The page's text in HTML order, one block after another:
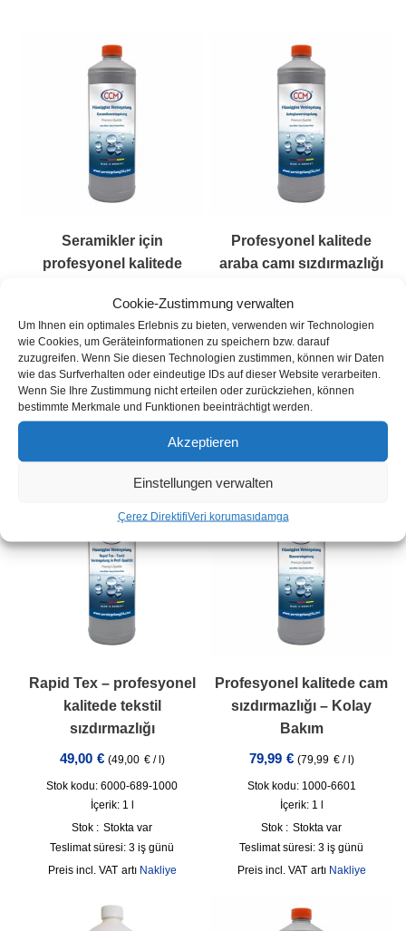
Cookie-Zustimmung verwalten
Um Ihnen ein optimales Erlebnis zu bieten, verwenden wir Technologien
wie Cookies, um Geräteinformationen zu speichern bzw. darauf
zuzugreifen. Wenn Sie diesen Technologien zustimmen, können wir Daten
wie das Surfverhalten oder eindeutige IDs auf dieser Website verarbeiten.
Wenn Sie Ihre Zustimmung nicht erteilen oder zurückziehen, können
bestimmte Merkmale und Funktionen beeinträchtigt werden.
Akzeptieren
Einstellungen verwalten
Çerez DirektifiVeri korumasıdamga
Seramikler için
profesyonel kalitede
Bakım
79,99 € (79,99 €/l)
Stok kodu: 1001-6601
İçerik: 1
Stok : Stokta var
Nakliye
Profesyonel kalitede
araba camı sızdırmazlığı
Stok kodu: 1002-7601
İçerik: 1l
Stok : Stokta var
Teslimat süresi:3 Werktage
incl. VAT
Rapid Tex – profesyonel
kalitede tekstil
sızdırmazlığı
49,00 € (49,00 €/ )
Stok kodu: 6000-689-1000
İçerik: 1 l
Stok : Stokta var
Teslimat süresi: 3 iş günü
incl. VAT artı Nakliye
Profesyonel kalitede cam
sızdırmazlığı – Kolay
Bakım
79,99 € (79,99 €/ )
Stok kodu: 1000-6601
İçerik: 1 l
Stok : Stokta var
Teslimat süresi: 3 iş günü
incl. VAT artı Nakliye